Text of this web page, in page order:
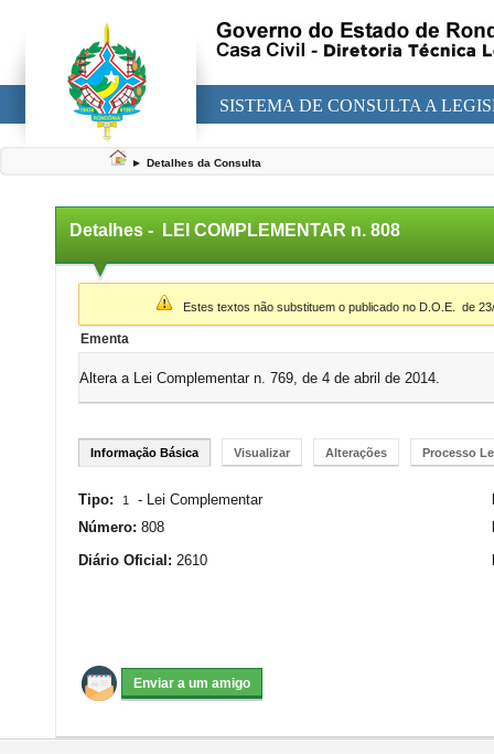
SISTEMA DE CONSULTA A
► Detalhes da Consulta
Detalhes - LEI COMPLEMENTAR n. 808
▼
Estes textos não substituem o publicado no D.O.E. de
Ementa
Altera a Lei Complementar n. 769, de 4 de abril de 2014.
Informação Básica Visualizar Alterações Processo
Tipo: 1 - Lei Complementar
Número: 808
Diário Oficial: 2610